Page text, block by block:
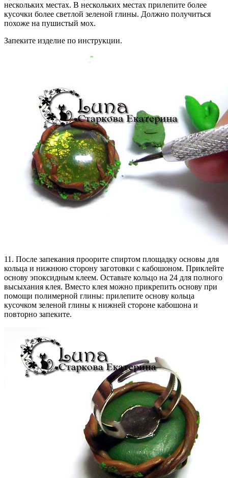
нескольких местах. В нескольких местах прилепите более
кусочки более светлой зеленой глины. Должно получиться
похоже на пушистый мох.
Запеките изделие по инструкции.
11. После запекания проорите спиртом площадку основы для
кольца и нижнюю сторону заготовки с кабошоном. Приклейте
основу эпоксидным клеем. Оставьте кольцо на 24 для полного
высыхания клея. Вместо клея можно прикрепить основу при
помощи полимерной глины: прилепите основу кольца
кусочком зеленой глины к нижней стороне кабошона и
повторно запеките.